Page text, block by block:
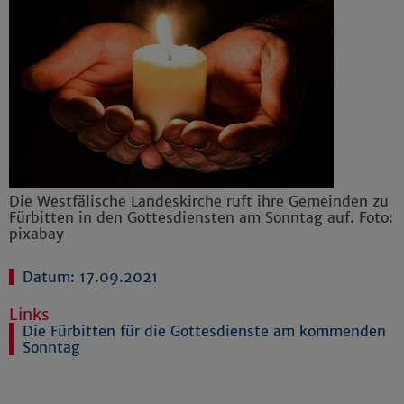
Die Westfälische Landeskirche ruft ihre Gemeinden zu
Fürbitten in den Gottesdiensten am Sonntag auf. Foto:
pixabay
Datum: 17.09.2021
Links
Die Fürbitten für die Gottesdienste am kommenden
Sonntag